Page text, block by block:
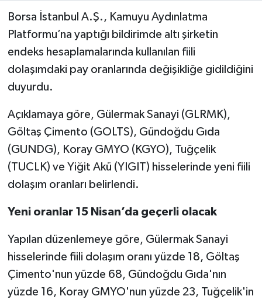
Borsa İstanbul A.Ş., Kamuyu Aydınlatma
Platformu’na yaptığı bildirimde altı şirketin
endeks hesaplamalarında kullanılan fiili
dolaşımdaki pay oranlarında değişikliğe gidildiğini
duyurdu.
Açıklamaya göre, Gülermak Sanayi (GLRMK),
Göltaş Çimento (GOLTS), Gündoğdu Gıda
(GUNDG), Koray GMYO (KGYO), Tuğçelik
(TUCLK) ve Yiğit Akü (YIGIT) hisselerinde yeni fiili
dolaşım oranları belirlendi.
Yeni oranlar 15 Nisan’da geçerli olacak
Yapılan düzenlemeye göre, Gülermak Sanayi
hisselerinde fiili dolaşım oranı yüzde 18, Göltaş
Çimento'nun yüzde 68, Gündoğdu Gıda'nın
yüzde 16, Koray GMYO'nun yüzde 23, Tuğçelik'in